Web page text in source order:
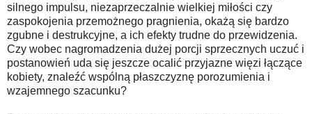
silnego impulsu, niezaprzeczalnie wielkiej miłości czy
zaspokojenia przemożnego pragnienia, okażą się bardzo
zgubne i destrukcyjne, a ich efekty trudne do przewidzenia.
Czy wobec nagromadzenia dużej porcji sprzecznych uczuć i
postanowień uda się jeszcze ocalić przyjazne więzi łączące
kobiety, znaleźć wspólną płaszczyznę porozumienia i
wzajemnego szacunku?